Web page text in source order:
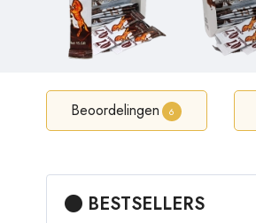
Beoordelingen 6
BESTSELLERS